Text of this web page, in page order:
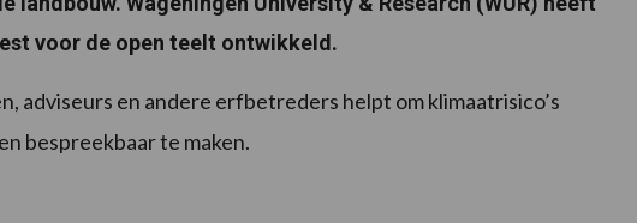
voor de open teelt ontwikkeld.
adviseurs en andere erfbetreders helpt om klimaatrisico’s
bespreekbaar te maken.